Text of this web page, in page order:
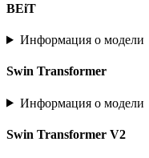
BEiT
Информация о модели
Swin Transformer
Информация о модели
Swin Transformer V2